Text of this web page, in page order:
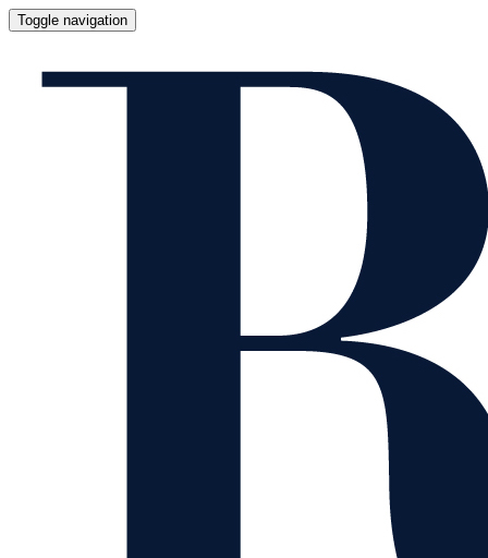
Toggle navigation